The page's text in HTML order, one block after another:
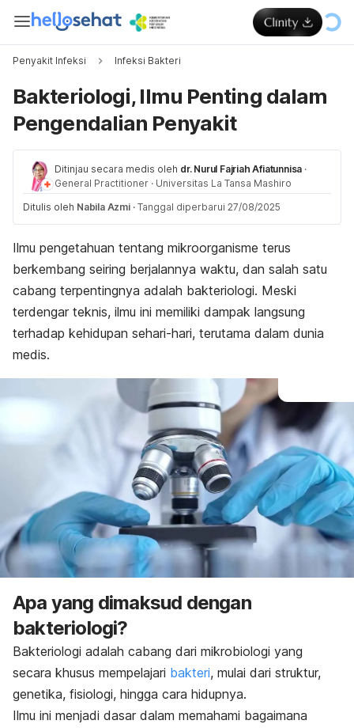
Penyakit Infeksi Infeksi Bakteri
Bakteriologi, Ilmu Penting dalam
Pengendalian Penyakit
Ditinjau secara medis oleh dr. Nurul Fajriah Afiatunnisa ·
General Practitioner · Universitas La Tansa Mashiro
Ditulis oleh Nabila Azmi · Tanggal diperbarui 27/08/2025
Ilmu pengetahuan tentang mikroorganisme terus
berkembang seiring berjalannya waktu, dan salah satu
cabang terpentingnya adalah bakteriologi. Meski
terdengar teknis, ilmu ini memiliki dampak langsung
terhadap kehidupan sehari-hari, terutama dalam dunia
medis.
Apa yang dimaksud dengan
bakteriologi?
Bakteriologi adalah cabang dari mikrobiologi yang
secara khusus mempelajari bakteri, mulai dari struktur,
genetika, fisiologi, hingga cara hidupnya.
Ilmu ini menjadi dasar dalam memahami bagaimana